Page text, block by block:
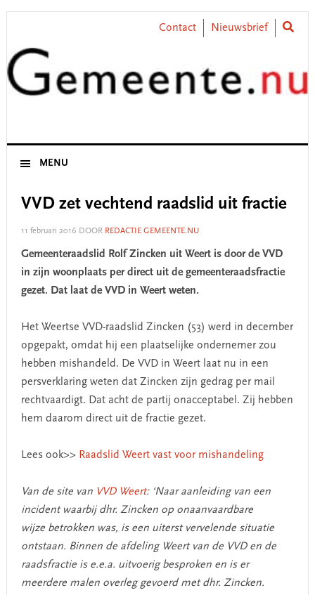
Skip
primary
navigation
Skip
content
Skip
primary
sidebar
Skip
footer
Contact Nieuwsbrief
MENU
VVD zet vechtend raadslid uit fractie
11 februari 2016 DOOR REDACTIE GEMEENTE.NU
Gemeenteraadslid Rolf Zincken uit Weert is door de VVD
in zijn woonplaats per direct uit de gemeenteraadsfractie
gezet. Dat laat de VVD in Weert weten.
Het Weertse VVD-raadslid Zincken (53) werd in december
opgepakt, omdat hij een plaatselijke ondernemer zou
hebben mishandeld. De VVD in Weert laat nu in een
persverklaring weten dat Zincken zijn gedrag per mail
rechtvaardigt. Dat acht de partij onacceptabel. Zij hebben
hem daarom direct uit de fractie gezet.
Lees ook>> Raadslid Weert vast voor mishandeling
Van de site van VVD Weert: ‘Naar aanleiding van een
incident waarbij dhr. Zincken op onaanvaardbare
wijze betrokken was, is een uiterst vervelende situatie
ontstaan. Binnen de afdeling Weert van de VVD en de
raadsfractie is e.e.a. uitvoerig besproken en is er
meerdere malen overleg gevoerd met dhr. Zincken.